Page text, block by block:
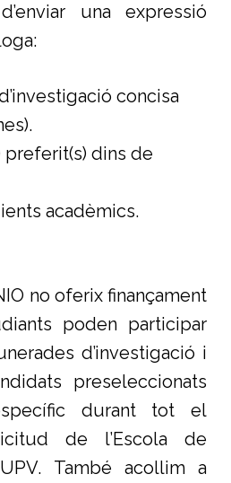
una expressió
concisa
preferit(s) dins de
acadèmics.
no oferix finançament
poden participar
d’investigació i
preseleccionats
durant tot el
de l’Escola de
També acollim a